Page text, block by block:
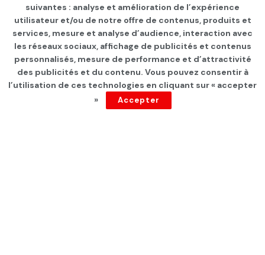
Page d'accueil Les infos du jour
Medenine : Arrestation d’un
individu condamné à 40 ans
de prison pour
appartenance à un groupe
suivantes : analyse et amélioration de l’expérience
utilisateur et/ou de notre offre de contenus, produits et
services, mesure et analyse d’audience, interaction avec
les réseaux sociaux, affichage de publicités et contenus
personnalisés, mesure de performance et d’attractivité
des publicités et du contenu. Vous pouvez consentir à
l’utilisation de ces technologies en cliquant sur « accepter
»
Accepter